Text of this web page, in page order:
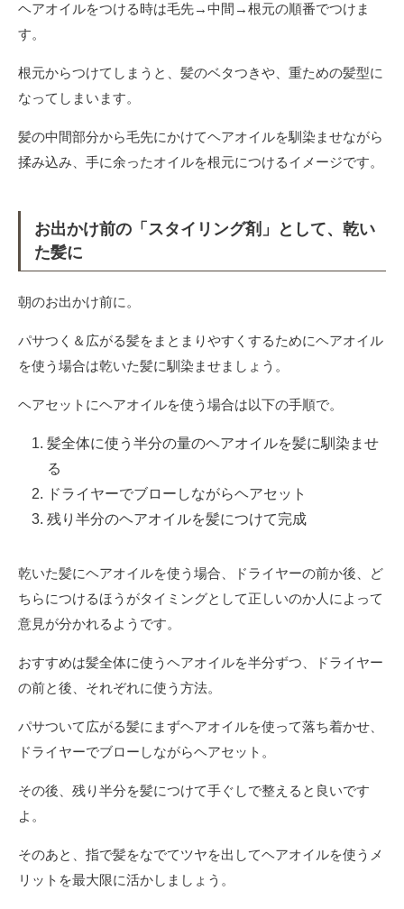
ヘアオイルをつける時は毛先→中間→根元の順番でつけま
す。
根元からつけてしまうと、髪のベタつきや、重ための髪型に
なってしまいます。
髪の中間部分から毛先にかけてヘアオイルを馴染ませながら
揉み込み、手に余ったオイルを根元につけるイメージです。
お出かけ前の「スタイリング剤」として、乾い
た髪に
朝のお出かけ前に。
パサつく＆広がる髪をまとまりやすくするためにヘアオイル
を使う場合は乾いた髪に馴染ませましょう。
ヘアセットにヘアオイルを使う場合は以下の手順で。
髪全体に使う半分の量のヘアオイルを髪に馴染ませ
る
ドライヤーでブローしながらヘアセット
残り半分のヘアオイルを髪につけて完成
乾いた髪にヘアオイルを使う場合、ドライヤーの前か後、ど
ちらにつけるほうがタイミングとして正しいのか人によって
意見が分かれるようです。
おすすめは髪全体に使うヘアオイルを半分ずつ、ドライヤー
の前と後、それぞれに使う方法。
パサついて広がる髪にまずヘアオイルを使って落ち着かせ、
ドライヤーでブローしながらヘアセット。
その後、残り半分を髪につけて手ぐしで整えると良いです
よ。
そのあと、指で髪をなでてツヤを出してヘアオイルを使うメ
リットを最大限に活かしましょう。